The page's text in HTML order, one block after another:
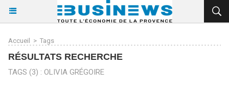
Accueil > Tags
RÉSULTATS RECHERCHE
TAGS (3) : OLIVIA GRÉGOIRE